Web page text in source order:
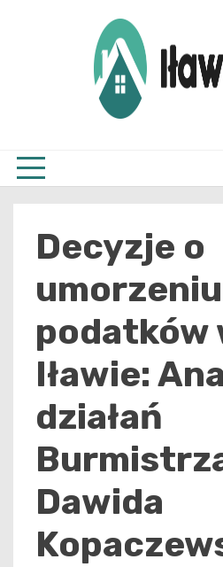
Decyzje o
umorzeniu
podatków
Iławie:
działań
Dawida